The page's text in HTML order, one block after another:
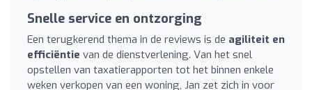
Snelle service en ontzorging
Een terugkerend thema in de reviews is de agiliteit en
efficiëntie van de dienstverlening. Van het snel
opstellen van taxatierapporten tot het binnen enkele
weken verkopen van een woning, Jan zet zich in voor